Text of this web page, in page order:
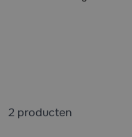
2 producten